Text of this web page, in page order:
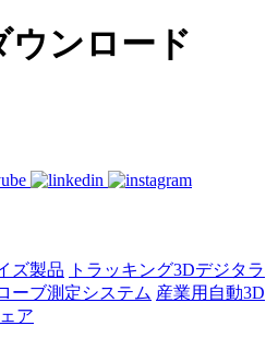
ウンロード
ズ製品
トラッキング3Dデジタラ
ーブ測定システム 産業用自動3D
ア